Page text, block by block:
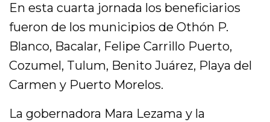
En esta cuarta jornada los beneficiarios
fueron de los municipios de Othón P.
Blanco, Bacalar, Felipe Carrillo Puerto,
Cozumel, Tulum, Benito Juárez, Playa del
Carmen y Puerto Morelos.
La gobernadora Mara Lezama y la